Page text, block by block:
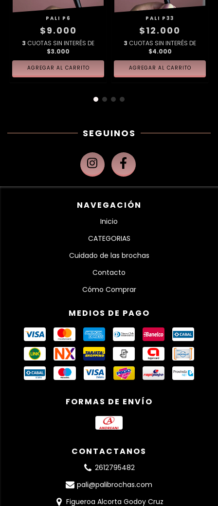
PALI P6
$9.000
3 CUOTAS SIN INTERÉS DE
$3.000
PALI P33
$12.000
3 CUOTAS SIN INTERÉS DE
$4.000
SEGUINOS
NAVEGACIÓN
Inicio
CATEGORIAS
Cuidado de las brochas
Contacto
Cómo Comprar
MEDIOS DE PAGO
FORMAS DE ENVÍO
CONTACTANOS
2612795482
pali@palibrochas.com
Figueroa Alcorta Godoy Cruz